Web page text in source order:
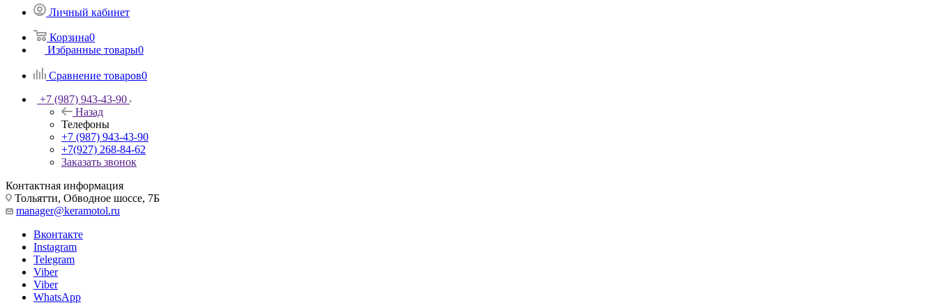
Личный кабинет
Корзина0
Избранные товары0
Сравнение товаров0
+7 (987) 943-43-90
Назад
Телефоны
+7 (987) 943-43-90
+7(927) 268-84-62
Заказать звонок
Контактная информация
Тольятти, Обводное шоссе, 7Б
manager@keramotol.ru
Вконтакте
Instagram
Telegram
Viber
Viber
WhatsApp